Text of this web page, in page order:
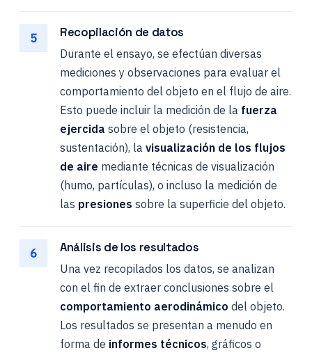
5 Recopilación de datos
Durante el ensayo, se efectúan diversas
mediciones y observaciones para evaluar el
comportamiento del objeto en el flujo de aire.
Esto puede incluir la medición de la fuerza
ejercida sobre el objeto (resistencia,
sustentación), la visualización de los flujos
de aire mediante técnicas de visualización
(humo, partículas), o incluso la medición de
las presiones sobre la superficie del objeto.
6 Análisis de los resultados
Una vez recopilados los datos, se analizan
con el fin de extraer conclusiones sobre el
comportamiento aerodinámico del objeto.
Los resultados se presentan a menudo en
forma de informes técnicos, gráficos o